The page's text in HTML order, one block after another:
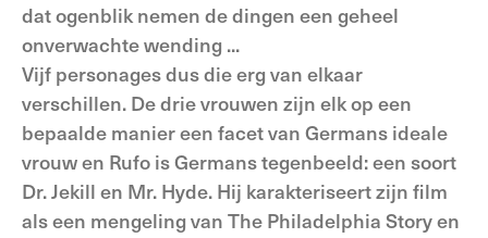
dat ogenblik nemen de dingen een geheel
onverwachte wending ...
Vijf personages dus die erg van elkaar
verschillen. De drie vrouwen zijn elk op een
bepaalde manier een facet van Germans ideale
vrouw en Rufo is Germans tegenbeeld: een soort
Dr. Jekill en Mr. Hyde. Hij karakteriseert zijn film
als een mengeling van The Philadelphia Story en